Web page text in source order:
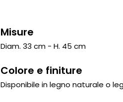
Misure
Diam. 33 cm - H. 45 cm
Colore e finiture
Disponibile in legno naturale o